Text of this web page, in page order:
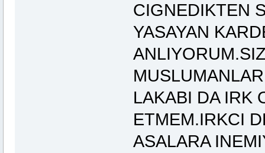
CIGNEDIKTEN
YASAYAN
LAKABI DA IRK
ETMEM.IRKCI
ASALARA